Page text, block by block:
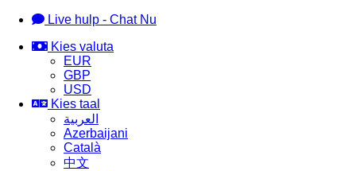
Live hulp - Chat Nu
Kies valuta
EUR
GBP
USD
Kies taal
العربية
Azerbaijani
Català
中文